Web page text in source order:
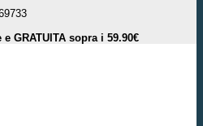
GRATUITA sopra i 59.90€